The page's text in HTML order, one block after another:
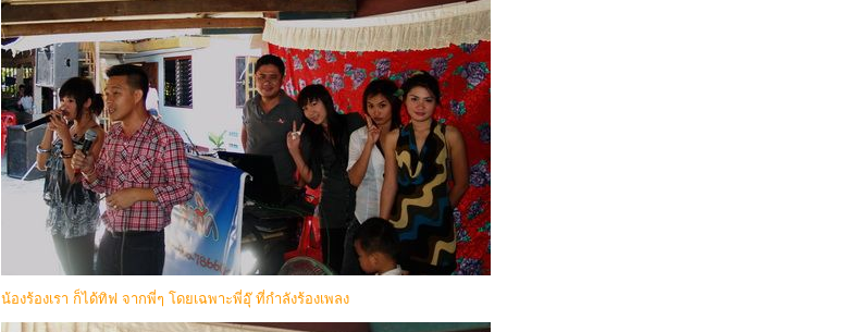
น้องร้องเรา ก็ได้ทิฟ จากพี่ๆ โดยเฉพาะพี่อุ๊ ที่กำลังร้องเพลง